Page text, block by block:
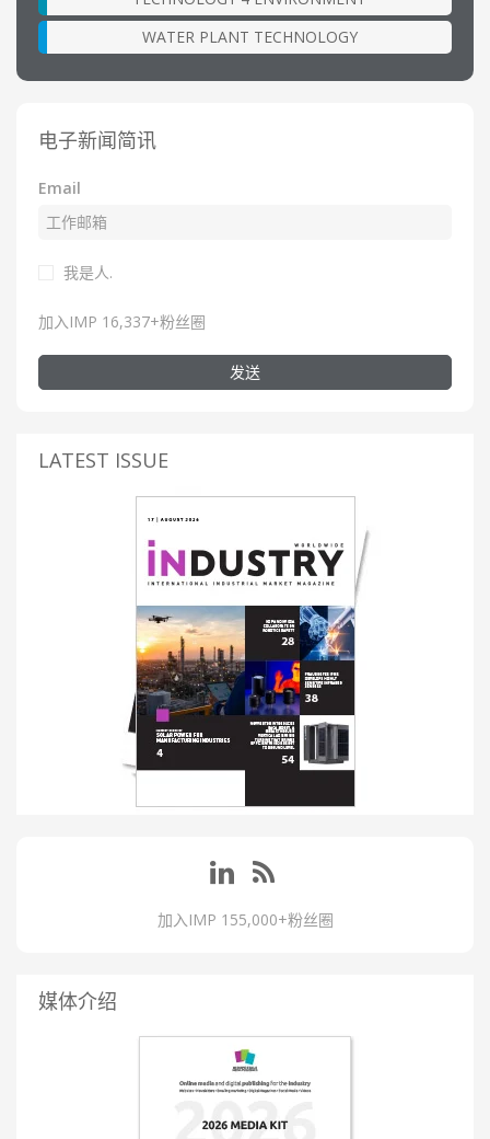
WATER PLANT TECHNOLOGY
电子新闻简讯
Email
我是人.
加入IMP 16,337+粉丝圈
发送
LATEST ISSUE
加入IMP 155,000+粉丝圈
媒体介绍